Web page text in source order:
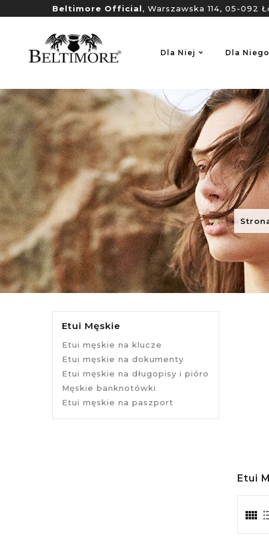
Beltimore Official, Warszawska 114, 05-092
Dla Niej Dla Niego
Etui Męskie
Etui męskie na klucze
Etui męskie na dokumenty
Etui męskie na długopisy i pióro
Męskie banknotówki
Etui męskie na paszport
Etui